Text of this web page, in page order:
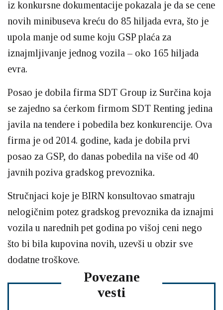
iz konkursne dokumentacije pokazala je da se cene
novih minibuseva kreću do 85 hiljada evra, što je
upola manje od sume koju GSP plaća za
iznajmljivanje jednog vozila – oko 165 hiljada
evra.
Posao je dobila firma SDT Group iz Surčina koja
se zajedno sa ćerkom firmom SDT Renting jedina
javila na tendere i pobedila bez konkurencije. Ova
firma je od 2014. godine, kada je dobila prvi
posao za GSP, do danas pobedila na više od 40
javnih poziva gradskog prevoznika.
Stručnjaci koje je BIRN konsultovao smatraju
nelogičnim potez gradskog prevoznika da iznajmi
vozila u narednih pet godina po višoj ceni nego
što bi bila kupovina novih, uzevši u obzir sve
dodatne troškove.
Povezane
vesti